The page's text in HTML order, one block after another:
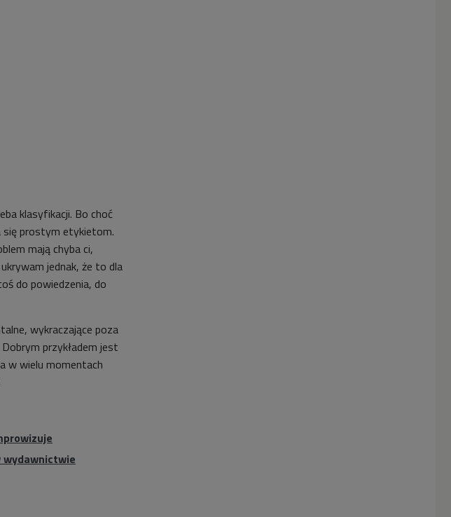
klasyfikacji. Bo choć
prostym etykietom.
mają chyba ci,
jednak, że to dla
do powiedzenia, do
wykraczające poza
przykładem jest
w wielu momentach
wydawnictwie